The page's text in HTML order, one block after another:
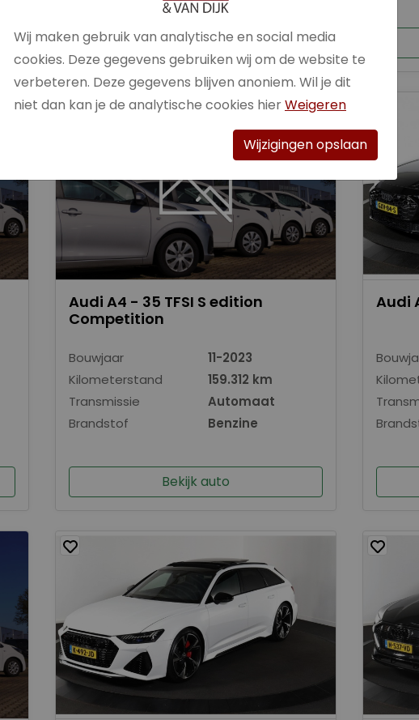
Bekijk auto
Audi A4 - 35 TFSI S edition
Competition
Bouwjaar
11-2023
Kilometerstand
159.312 km
Transmissie
Automaat
Brandstof
Benzine
Bekijk auto
Audi
Wij maken gebruik van analytische en social media
cookies. Deze gegevens gebruiken wij om de website te
verbeteren. Deze gegevens blijven anoniem. Wil je dit
niet dan kan je de analytische cookies hierWeigeren
Wijzigingen opslaan